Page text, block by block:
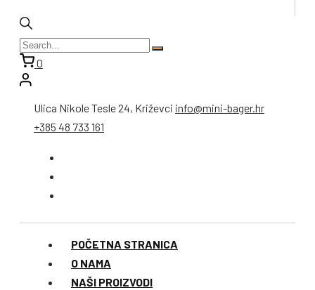
0
Ulica Nikole Tesle 24, Križevci info@mini-bager.hr
+385 48 733 161
POČETNA STRANICA
O NAMA
NAŠI PROIZVODI